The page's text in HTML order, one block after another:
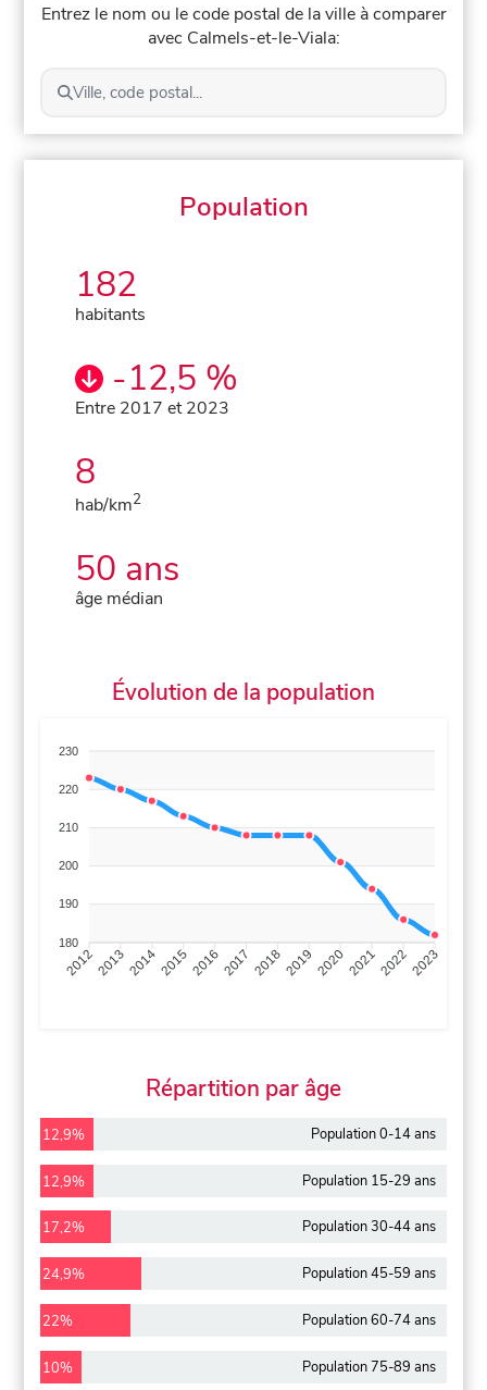
Entrez le nom ou le code postal de la ville à comparer
avec Calmels-et-le-Viala:
Ville, code postal...
Population
182
habitants
-12,5 %
Entre 2017 et 2023
8
hab/km2
50 ans
âge médian
Évolution de la population
230
220
210
200
190
180
201220132014201520162017 20182019 2020202120222023
Répartition par âge
12,9% Population 0-14 ans
12,9% Population 15-29 ans
17,2% Population 30-44 ans
24,9% Population 45-59 ans
22% Population 60-74 ans
10% Population 75-89 ans